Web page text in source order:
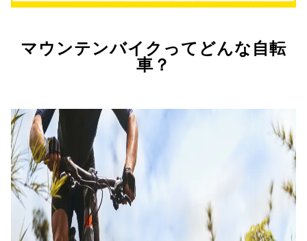
マウンテンバイクってどんな自転
車？